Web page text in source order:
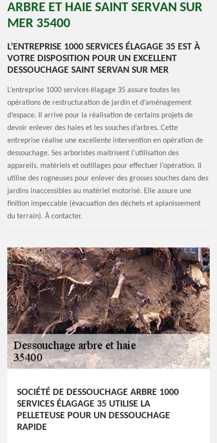
ARBRE ET HAIE SAINT SERVAN SUR
MER 35400
L’ENTREPRISE 1000 SERVICES ÉLAGAGE 35 EST À
VOTRE DISPOSITION POUR UN EXCELLENT
DESSOUCHAGE SAINT SERVAN SUR MER
L’entreprise 1000 services élagage 35 assure toutes les
opérations de restructuration de jardin et d’aménagement
d’espace. Il arrive pour la réalisation de certains projets de
devoir enlever des haies et les souches d’arbres. Cette
entreprise réalise une excellente intervention en opération de
dessouchage. Ses arboristes maitrisent l’utilisation des
appareils, matériels et outillages pour effectuer l’opération. Il
utilise des rogneuses pour enlever des grosses souches dans des
jardins inaccessibles au matériel motorisé. Elle assure une
finition impeccable (évacuation des déchets et aplanissement
du terrain). À contacter.
SOCIÉTÉ DE DESSOUCHAGE ARBRE 1000
SERVICES ÉLAGAGE 35 UTILISE LA
PELLETEUSE POUR UN DESSOUCHAGE
RAPIDE